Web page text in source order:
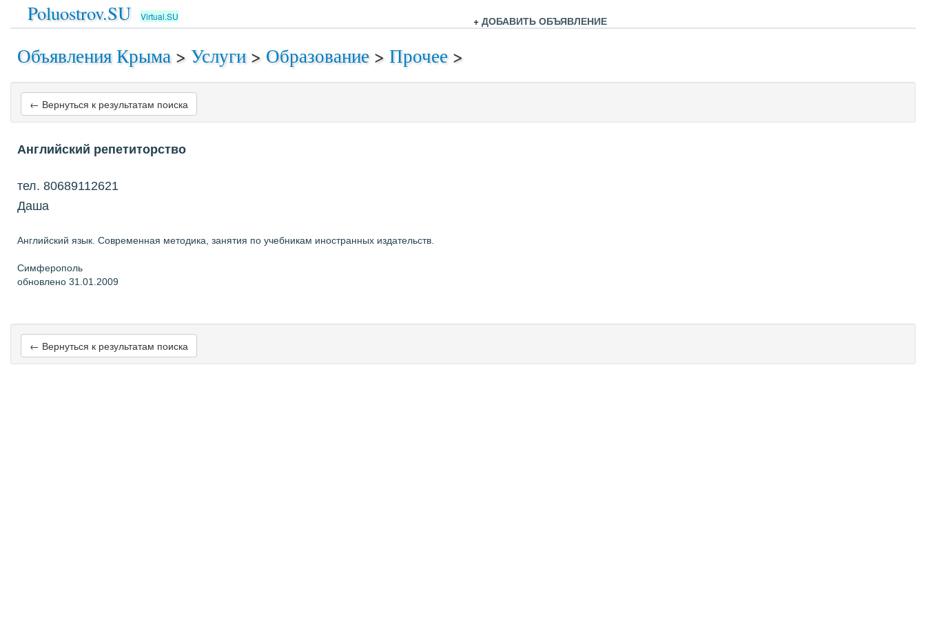
Poluostrov.SU Virtual.SU + ДОБАВИТЬ ОБЪЯВЛЕНИЕ
Объявления Крыма > Услуги > Образование> Прочее>
← Вернуться к результатам поиска
Английский репетиторство
тел. 80689112621
Даша
Английский язык. Современная методика, занятия по учебникам иностранных издательств.
Симферополь
обновлено 31.01.2009
← Вернуться к результатам поиска